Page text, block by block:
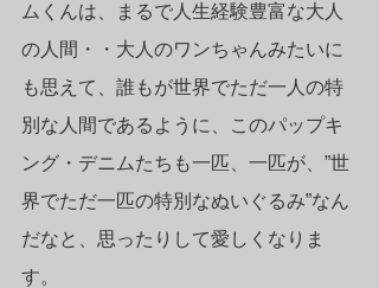
ムくんは、まるで人生経験豊富な大人
の人間・・大人のワンちゃんみたいに
も思えて、誰もが世界でただ一人の特
別な人間であるように、このパップキ
ング・デニムたちも一匹、一匹が、”世
界でただ一匹の特別なぬいぐるみ”なん
だなと、思ったりして愛しくなりま
す。